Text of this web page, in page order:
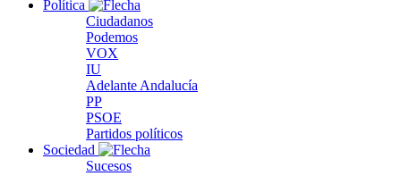
Política
Ciudadanos
Podemos
VOX
IU
Adelante Andalucía
PP
PSOE
Partidos políticos
Sociedad
Sucesos